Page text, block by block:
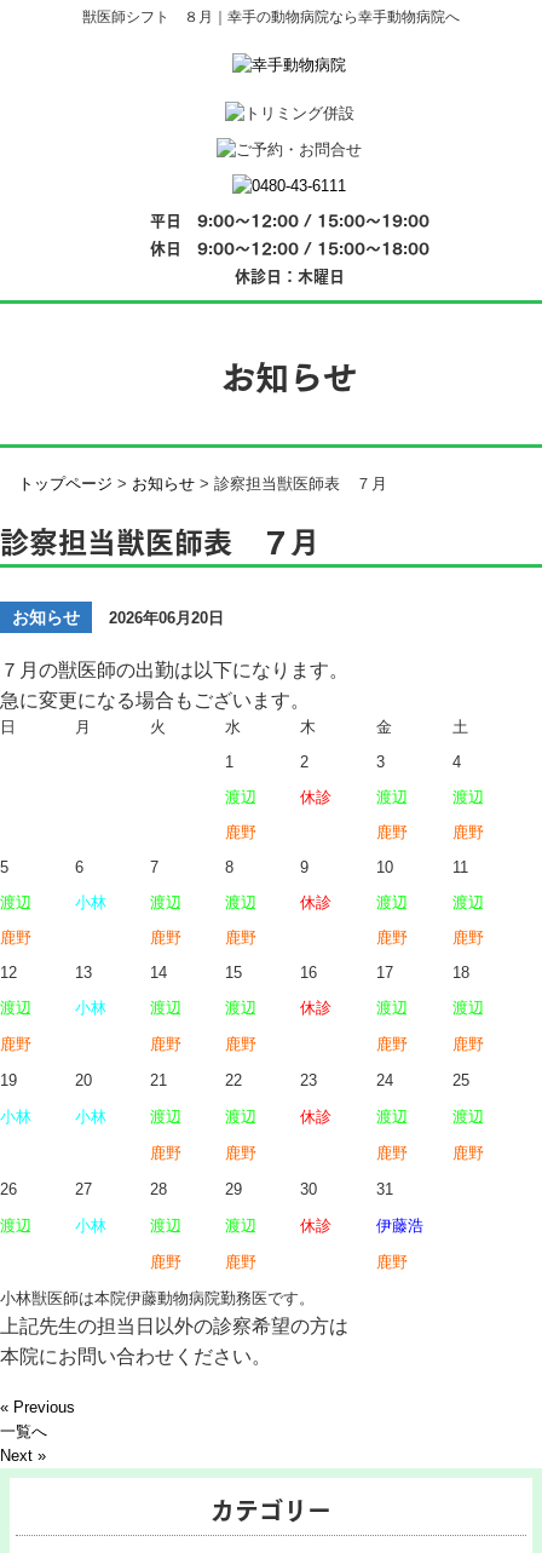
獣医師シフト ８月｜幸手の動物病院なら幸手動物病院へ
平日 9:00～12:00 / 15:00～19:00
休日 9:00～12:00 / 15:00～18:00
休診日：木曜日
お知らせ
トップページ > お知らせ > 診察担当獣医師表 ７月
診察担当獣医師表 ７月
お知らせ 2026年06月20日
７月の獣医師の出勤は以下になります。
急に変更になる場合もございます。
日 月 火 水 木 金
土
1
2 3
4
渡辺
休診 渡辺
渡辺
鹿野
鹿野
鹿野
5
6 7 8 9 10
11
渡辺
小林 渡辺 渡辺 休診 渡辺
渡辺
鹿野
鹿野 鹿野 鹿野
鹿野
12
13 14 15 16 17
18
渡辺
小林 渡辺 渡辺 休診 渡辺
渡辺
鹿野
鹿野 鹿野 鹿野
鹿野
19
20 21 22 23 24
25
小林
小林 渡辺 渡辺 休診 渡辺
渡辺
鹿野
鹿野 鹿野
鹿野
26
27 28 29 30
31
渡辺
小林 渡辺 渡辺 休診
伊藤浩
鹿野
鹿野
鹿野
小林獣医師は本院伊藤動物病院勤務医です。
上記先生の担当日以外の診察希望の方は
本院にお問い合わせください。
« Previous
一覧へ
Next »
カテゴリー